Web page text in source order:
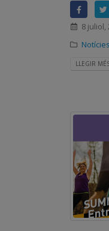
8 juliol,
LLEGIR